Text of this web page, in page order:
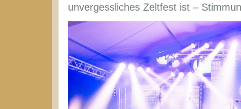
unvergessliches Zeltfest ist –